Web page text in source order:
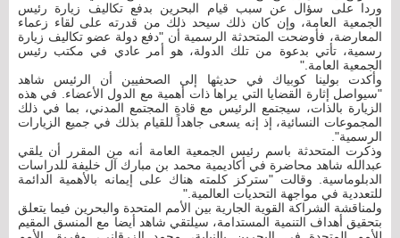
وردا على سؤال عن سبب قيام البحرين بدفع تكاليف زيارة رئيس
الجمعية العامة، وإن كان ذلك سيحد ذلك من قدرته على لقاء زعماء
المعارضة، فأوضحت المتحدثة الرسمية أن "دفع دولة عضو تكاليف زيارة
رسمية، تأتي بدعوة من تلك الدولة، هو أمر عادي في مكتب رئيس
الجمعية العامة."
وأكدت بولينا كوبياك في حديثها إلى الصحفيين أن الرئيس شاهد
"سيواصل إثارة القضايا التي يراها ذات أهمية مع الدول الأعضاء. في هذه
الزيارة بالذات، سيجتمع الرئيس مع قادة المجتمع المدني، بما في ذلك
المجموعات النسائية، إذ إنه يسعى جاهداً للقيام بذلك في جميع الزيارات
الرسمية".
وذكرت المتحدثة باسم رئيس الجمعية العامة أنه من المقرر أن يلقي
عبدالله شاهد محاضرة في أكاديمية محمد بن مبارك آل خليفة للدراسات
الدبلوماسية. وقالت "ستركز كلمته هناك على إيمانه بالأهمية الدائمة
للتعددية في مواجهة التحديات العالمية."
ولمناقشة الشراكة القوية الجارية بين الأمم المتحدة والبحرين فيما يتعلق
بتحقيق أهداف التنمية المستدامة، سيلتقي شاهد أيضا مع المنسق المقيم